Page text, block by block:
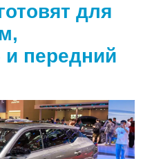
для
и передний